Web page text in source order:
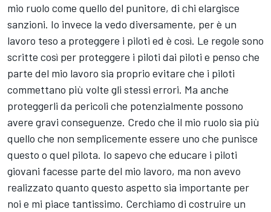
mio ruolo come quello del punitore, di chi elargisce
sanzioni. Io invece la vedo diversamente, per è un
lavoro teso a proteggere i piloti ed è così. Le regole sono
scritte così per proteggere i piloti dai piloti e penso che
parte del mio lavoro sia proprio evitare che i piloti
commettano più volte gli stessi errori. Ma anche
proteggerli da pericoli che potenzialmente possono
avere gravi conseguenze. Credo che il mio ruolo sia più
quello che non semplicemente essere uno che punisce
questo o quel pilota. Io sapevo che educare i piloti
giovani facesse parte del mio lavoro, ma non avevo
realizzato quanto questo aspetto sia importante per
noi e mi piace tantissimo. Cerchiamo di costruire un